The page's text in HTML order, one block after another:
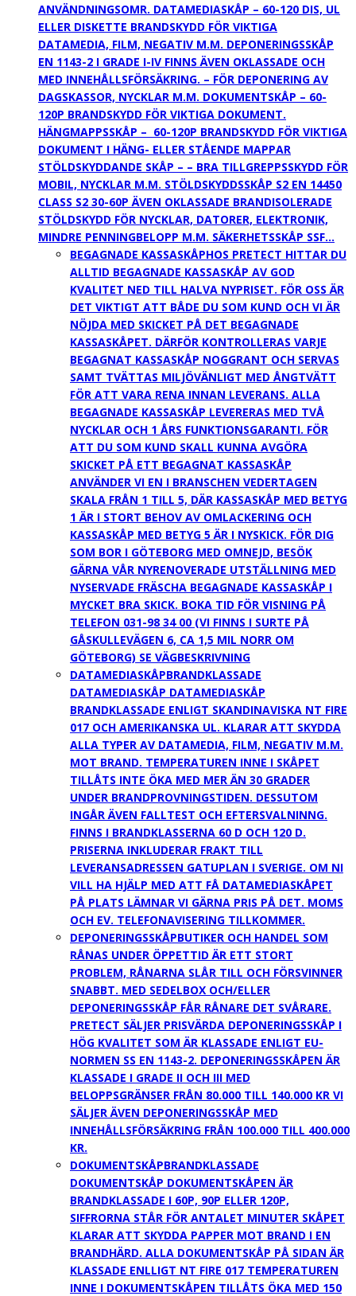
ANVÄNDNINGSOMR. DATAMEDIASKÅP – 60-120 DIS, UL
ELLER DISKETTE BRANDSKYDD FÖR VIKTIGA
DATAMEDIA, FILM, NEGATIV M.M. DEPONERINGSSKÅP
EN 1143-2 I GRADE I-IV FINNS ÄVEN OKLASSADE OCH
MED INNEHÅLLSFÖRSÄKRING. – FÖR DEPONERING AV
DAGSKASSOR, NYCKLAR M.M. DOKUMENTSKÅP – 60-
120P BRANDSKYDD FÖR VIKTIGA DOKUMENT.
HÄNGMAPPSSKÅP – 60-120P BRANDSKYDD FÖR VIKTIGA
DOKUMENT I HÄNG- ELLER STÅENDE MAPPAR
STÖLDSKYDDANDE SKÅP – – BRA TILLGREPPSSKYDD FÖR
MOBIL, NYCKLAR M.M. STÖLDSKYDDSSKÅP S2 EN 14450
CLASS S2 30-60P ÄVEN OKLASSADE BRANDISOLERADE
STÖLDSKYDD FÖR NYCKLAR, DATORER, ELEKTRONIK,
MINDRE PENNINGBELOPP M.M. SÄKERHETSSKÅP SSF…
BEGAGNADE KASSASKÅPHOS PRETECT HITTAR DU
ALLTID BEGAGNADE KASSASKÅP AV GOD
KVALITET NED TILL HALVA NYPRISET. FÖR OSS ÄR
DET VIKTIGT ATT BÅDE DU SOM KUND OCH VI ÄR
NÖJDA MED SKICKET PÅ DET BEGAGNADE
KASSASKÅPET. DÄRFÖR KONTROLLERAS VARJE
BEGAGNAT KASSASKÅP NOGGRANT OCH SERVAS
SAMT TVÄTTAS MILJÖVÄNLIGT MED ÅNGTVÄTT
FÖR ATT VARA RENA INNAN LEVERANS. ALLA
BEGAGNADE KASSASKÅP LEVERERAS MED TVÅ
NYCKLAR OCH 1 ÅRS FUNKTIONSGARANTI. FÖR
ATT DU SOM KUND SKALL KUNNA AVGÖRA
SKICKET PÅ ETT BEGAGNAT KASSASKÅP
ANVÄNDER VI EN I BRANSCHEN VEDERTAGEN
SKALA FRÅN 1 TILL 5, DÄR KASSASKÅP MED BETYG
1 ÄR I STORT BEHOV AV OMLACKERING OCH
KASSASKÅP MED BETYG 5 ÄR I NYSKICK. FÖR DIG
SOM BOR I GÖTEBORG MED OMNEJD, BESÖK
GÄRNA VÅR NYRENOVERADE UTSTÄLLNING MED
NYSERVADE FRÄSCHA BEGAGNADE KASSASKÅP I
MYCKET BRA SKICK. BOKA TID FÖR VISNING PÅ
TELEFON 031-98 34 00 (VI FINNS I SURTE PÅ
GÅSKULLEVÄGEN 6, CA 1,5 MIL NORR OM
GÖTEBORG) SE VÄGBESKRIVNING
DATAMEDIASKÅPBRANDKLASSADE
DATAMEDIASKÅP DATAMEDIASKÅP
BRANDKLASSADE ENLIGT SKANDINAVISKA NT FIRE
017 OCH AMERIKANSKA UL. KLARAR ATT SKYDDA
ALLA TYPER AV DATAMEDIA, FILM, NEGATIV M.M.
MOT BRAND. TEMPERATUREN INNE I SKÅPET
TILLÅTS INTE ÖKA MED MER ÄN 30 GRADER
UNDER BRANDPROVNINGSTIDEN. DESSUTOM
INGÅR ÄVEN FALLTEST OCH EFTERSVALNINNG.
FINNS I BRANDKLASSERNA 60 D OCH 120 D.
PRISERNA INKLUDERAR FRAKT TILL
LEVERANSADRESSEN GATUPLAN I SVERIGE. OM NI
VILL HA HJÄLP MED ATT FÅ DATAMEDIASKÅPET
PÅ PLATS LÄMNAR VI GÄRNA PRIS PÅ DET. MOMS
OCH EV. TELEFONAVISERING TILLKOMMER.
DEPONERINGSSKÅPBUTIKER OCH HANDEL SOM
RÅNAS UNDER ÖPPETTID ÄR ETT STORT
PROBLEM, RÅNARNA SLÅR TILL OCH FÖRSVINNER
SNABBT. MED SEDELBOX OCH/ELLER
DEPONERINGSSKÅP FÅR RÅNARE DET SVÅRARE.
PRETECT SÄLJER PRISVÄRDA DEPONERINGSSKÅP I
HÖG KVALITET SOM ÄR KLASSADE ENLIGT EU-
NORMEN SS EN 1143-2. DEPONERINGSSKÅPEN ÄR
KLASSADE I GRADE II OCH III MED
BELOPPSGRÄNSER FRÅN 80.000 TILL 140.000 KR VI
SÄLJER ÄVEN DEPONERINGSSKÅP MED
INNEHÅLLSFÖRSÄKRING FRÅN 100.000 TILL 400.000
KR.
DOKUMENTSKÅPBRANDKLASSADE
DOKUMENTSKÅP DOKUMENTSKÅPEN ÄR
BRANDKLASSADE I 60P, 90P ELLER 120P,
SIFFRORNA STÅR FÖR ANTALET MINUTER SKÅPET
KLARAR ATT SKYDDA PAPPER MOT BRAND I EN
BRANDHÄRD. ALLA DOKUMENTSKÅP PÅ SIDAN ÄR
KLASSADE ENLLIGT NT FIRE 017 TEMPERATUREN
INNE I DOKUMENTSKÅPEN TILLÅTS ÖKA MED 150